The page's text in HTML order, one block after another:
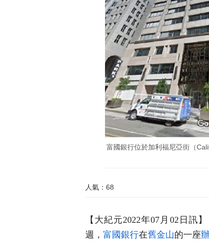
富國銀行位於加利福尼亞街（
人氣：68
【大紀元2022年07月02日訊
週， 富國銀行在舊金山的一座